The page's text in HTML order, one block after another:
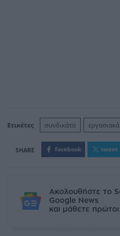
Ετικέτες συνδικάτα εργασιακά
facebook tweet
Ακολουθήστε το
Google News
και μάθετε πρώτοι